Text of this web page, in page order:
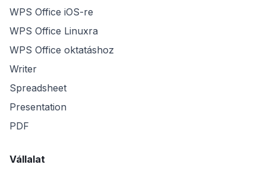
WPS Office iOS-re
WPS Office Linuxra
WPS Office oktatáshoz
Writer
Spreadsheet
Presentation
PDF
Vállalat